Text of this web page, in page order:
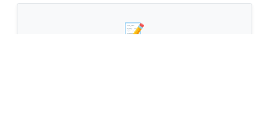
📝